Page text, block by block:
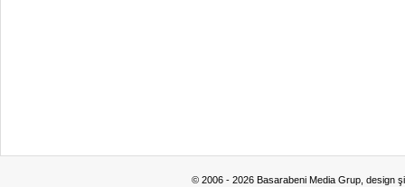
© 2006 - 2026 Basarabeni Media Grup, design